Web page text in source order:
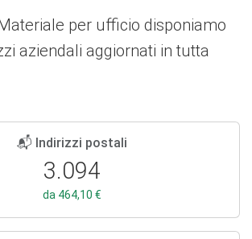
per ufficio disponiamo
aziendali aggiornati in tutta
📬 Indirizzi postali
3.094
da 464,10 €